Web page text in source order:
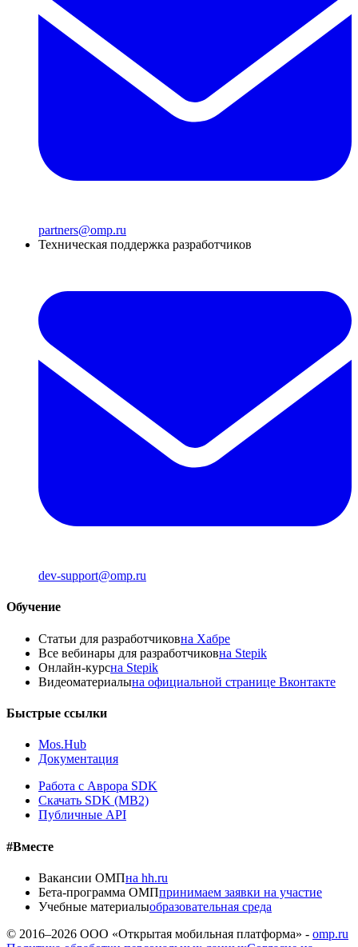
partners@omp.ru
Техническая поддержка разработчиков
dev-support@omp.ru
Обучение
Статьи для разработчиковна Хабре
Все вебинары для разработчиковна Stepik
Онлайн-курсна Stepik
Видеоматериалына официальной странице Вконтакте
Быстрые ссылки
Mos.Hub
Документация
Работа с Аврора SDK
Скачать SDK (MB2)
Публичные API
#Вместе
Вакансии ОМПна hh.ru
Бета-программа ОМПпринимаем заявки на участие
Учебные материалыобразовательная среда
© 2016–2026 ООО «Открытая мобильная платформа» - omp.ru